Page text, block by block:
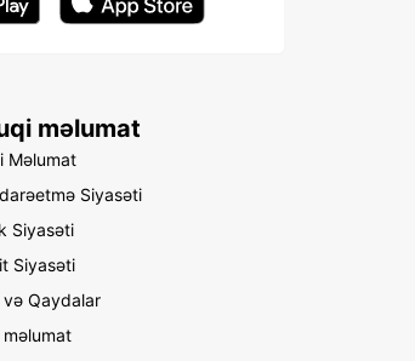
məlumat
Məlumat
Siyasəti
Siyasəti
Siyasəti
və Qaydalar
məlumat